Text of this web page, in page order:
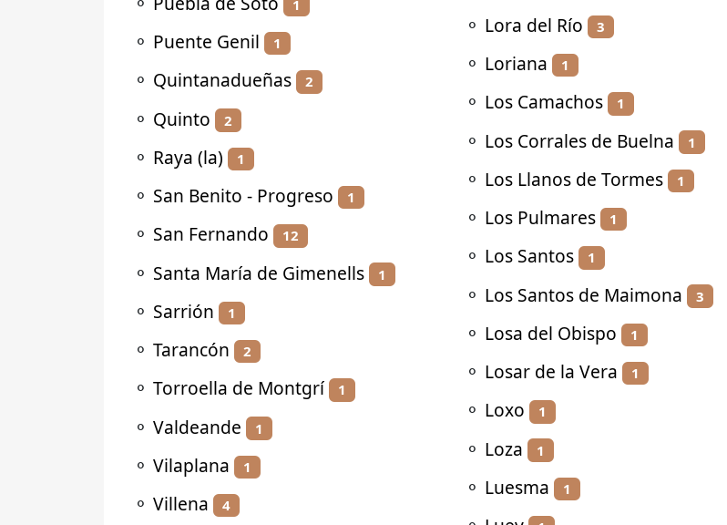
1
⚬ Puente Genil 1
⚬ Quintanadueñas 2
⚬ Quinto 2
⚬ Raya (la) 1
⚬ San Benito - Progreso 1
⚬ San Fernando 12
⚬ Santa María de Gimenells 1
⚬ Sarrión 1
⚬ Tarancón 2
⚬ Torroella de Montgrí 1
⚬ Valdeande 1
⚬ Vilaplana 1
⚬ Villena 4
⚬ Lora del Río 3
⚬ Loriana 1
⚬ Los Camachos 1
⚬ Los Corrales de Buelna 1
⚬ Los Llanos de Tormes 1
⚬ Los Pulmares 1
⚬ Los Santos 1
⚬ Los Santos de Maimona 3
⚬ Losa del Obispo 1
⚬ Losar de la Vera 1
⚬ Loxo 1
⚬ Loza 1
⚬ Luesma 1